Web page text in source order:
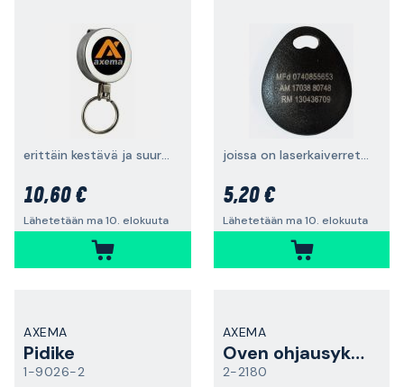
erittäin kestävä ja suurempi avainrengas
10,60 €
Lähetetään ma 10. elokuuta
joissa on laserkaiverretut numerot
5,20 €
Lähetetään ma 10. elokuuta
AXEMA
Pidike
1-9026-2
AXEMA
Oven ohjausyksikkö
2-2180